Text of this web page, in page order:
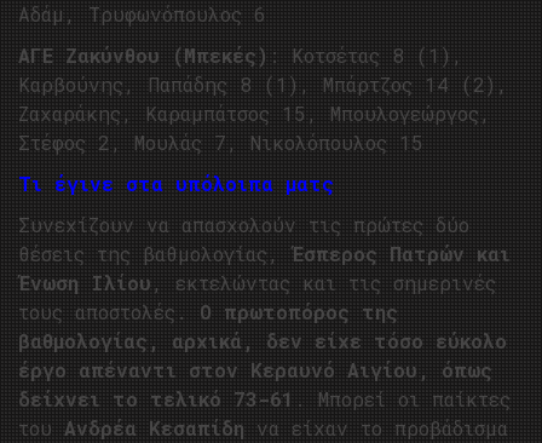
Αδάμ, Τρυφωνόπουλος 6
ΑΓΕ Ζακύνθου (Μπεκές) : Κοτσέτας 8 (1),
Καρβούνης, Παπάδης 8 (1), Μπάρτζος 14 (2),
Ζαχαράκης, Καραμπάτσος 15, Μπουλογεώργος,
Στέφος 2, Μουλάς 7, Νικολόπουλος 15
Τι έγινε στα υπόλοιπα ματς
Συνεχίζουν να απασχολούν τις πρώτες δύο
θέσεις της βαθμολογίας,
Έσπερος Πατρών και
Ένωση Ιλίου , εκτελώντας και τις σημερινές
τους αποστολές.
Ο πρωτοπόρος της
βαθμολογίας, αρχικά, δεν είχε τόσο εύκολο
έργο απέναντι στον Κεραυνό Αιγίου, όπως
δείχνει το τελικό 73-61 . Μπορεί οι παίκτες
του Ανδρέα Κεσαπίδη να είχαν το προβάδισμα